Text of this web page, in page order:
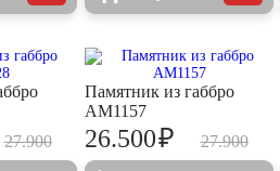
27.900
Памятник из габбро
AM1157
27.900
26.500₽